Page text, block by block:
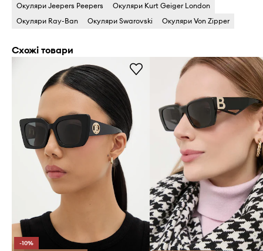
Окуляри Jeepers Peepers
Окуляри Kurt Geiger London
Окуляри Ray-Ban
Окуляри Swarovski Окуляри Von Zipper
Схожі товари
-10%